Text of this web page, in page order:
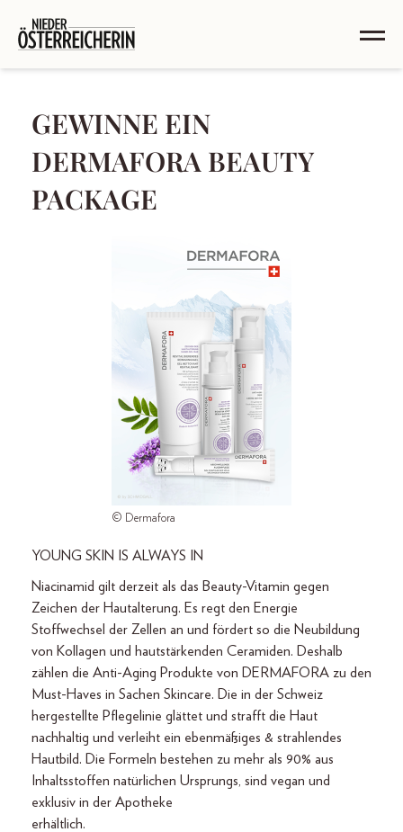
GEWINNE EIN
DERMAFORA BEAUTY
PACKAGE
© Dermafora
YOUNG SKIN IS ALWAYS IN
Niacinamid gilt derzeit als das Beauty-Vitamin gegen
Zeichen der Hautalterung. Es regt den Energie
Stoffwechsel der Zellen an und fördert so die Neubildung
von Kollagen und hautstärkenden Ceramiden. Deshalb
zählen die Anti-Aging Produkte von DERMAFORA zu den
Must-Haves in Sachen Skincare. Die in der Schweiz
hergestellte Pflegelinie glättet und strafft die Haut
nachhaltig und verleiht ein ebenmäßiges & strahlendes
Hautbild. Die Formeln bestehen zu mehr als 90% aus
Inhaltsstoffen natürlichen Ursprungs, sind vegan und
exklusiv in der Apotheke
erhältlich.